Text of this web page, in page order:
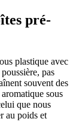
pré-
plastique avec
pas
souvent des
sous
que nous
au poids et